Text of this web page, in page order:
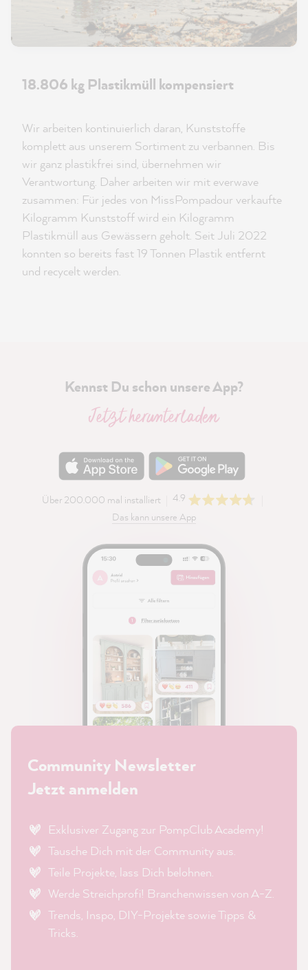
18.806 kg Plastikmüll kompensiert
Wir arbeiten kontinuierlich daran, Kunststoffe
komplett aus unserem Sortiment zu verbannen. Bis
wir ganz plastikfrei sind, übernehmen wir
Verantwortung. Daher arbeiten wir mit everwave
zusammen: Für jedes von MissPompadour verkaufte
Kilogramm Kunststoff wird ein Kilogramm
Plastikmüll aus Gewässern geholt. Seit Juli 2022
konnten so bereits fast 19 Tonnen Plastik entfernt
und recycelt werden.
Kennst Du schon unsere App?
Jetzt herunterladen
Über 200.000 mal installiert
4.9
Das kann unsere App
Community Newsletter
Jetzt anmelden
Exklusiver Zugang zur PompClub Academy!
Tausche Dich mit der Community aus.
Teile Projekte, lass Dich belohnen.
Werde Streichprofi! Branchenwissen von A-Z.
Trends, Inspo, DIY-Projekte sowie Tipps &
Tricks.